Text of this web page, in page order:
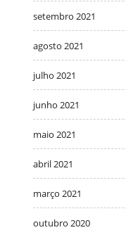
setembro 2021
agosto 2021
julho 2021
junho 2021
maio 2021
abril 2021
março 2021
outubro 2020